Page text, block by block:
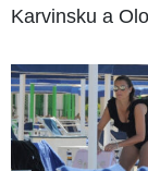
Karvinsku a